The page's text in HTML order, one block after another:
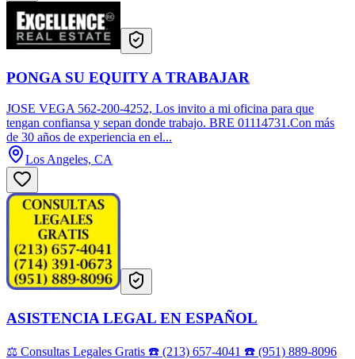
PONGA SU EQUITY A TRABAJAR
JOSE VEGA 562-200-4252, Los invito a mi oficina para que
tengan confiansa y sepan donde trabajo. BRE 01114731.Con más
de 30 años de experiencia en el...
Los Angeles, CA
ASISTENCIA LEGAL EN ESPAÑOL
⚖️ Consultas Legales Gratis ☎️ (213) 657-4041 ☎️ (951) 889-8096